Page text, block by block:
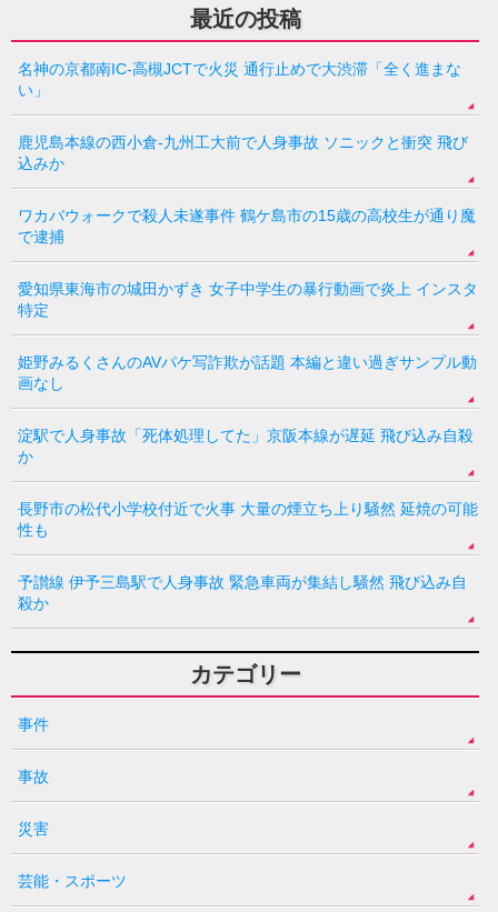
最近の投稿
名神の京都南IC-高槻JCTで火災 通行止めで大渋滞「全く進まな
い」
鹿児島本線の西小倉-九州工大前で人身事故 ソニックと衝突 飛び
込みか
ワカバウォークで殺人未遂事件 鶴ケ島市の15歳の高校生が通り魔
で逮捕
愛知県東海市の城田かずき 女子中学生の暴行動画で炎上 インスタ
特定
姫野みるくさんのAVパケ写詐欺が話題 本編と違い過ぎサンプル動
画なし
淀駅で人身事故「死体処理してた」京阪本線が遅延 飛び込み自殺
か
長野市の松代小学校付近で火事 大量の煙立ち上り騒然 延焼の可能
性も
予讃線 伊予三島駅で人身事故 緊急車両が集結し騒然 飛び込み自
殺か
カテゴリー
事件
事故
災害
芸能・スポーツ